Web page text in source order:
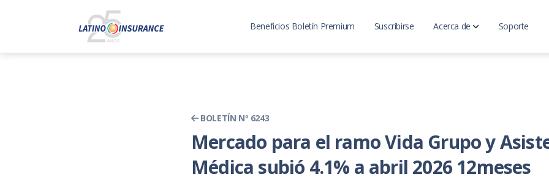
Beneficios Boletín Premium Suscribirse Acerca de Soporte
BOLETÍN Nº 6243
Mercado para el ramo Vida Grupo y
Médica subió 4.1% a abril 2026 12meses